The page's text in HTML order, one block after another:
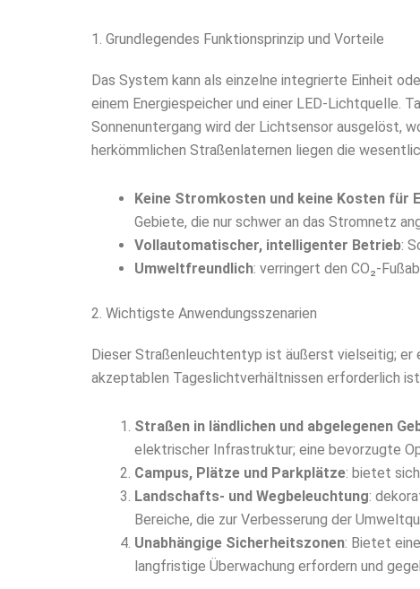
1. Grundlegendes Funktionsprinzip und Vorteile
Das System kann als einzelne integrierte Einheit
einem Energiespeicher und einer LED-Lichtquelle.
Sonnenuntergang wird der Lichtsensor ausgelöst,
herkömmlichen Straßenlaternen liegen die
Keine Stromkosten und keine Kosten für
Gebiete, die nur schwer an das Stromnetz
Vollautomatischer, intelligenter Betrieb:
Umweltfreundlich: verringert den CO₂-
2. Wichtigste Anwendungsszenarien
Dieser Straßenleuchtentyp ist äußerst vielseitig; er
akzeptablen Tageslichtverhältnissen erforderlich
Straßen in ländlichen und abgelegenen
elektrischer Infrastruktur; eine bevorzugte
Campus, Plätze und Parkplätze: bietet
Landschafts- und Wegbeleuchtung:
Bereiche, die zur Verbesserung der
Unabhängige Sicherheitszonen: Bietet
langfristige Überwachung erfordern und